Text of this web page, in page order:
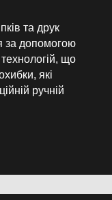
та друк
за допомогою
технологій, що
які
ручній